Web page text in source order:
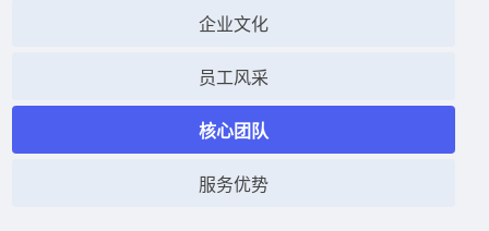
企业文化
员工风采
核心团队
服务优势